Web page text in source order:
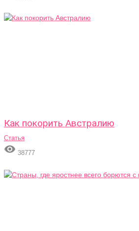
Как покорить Австралию
Статья
 38777